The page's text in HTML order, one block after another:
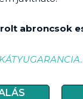
abroncsok